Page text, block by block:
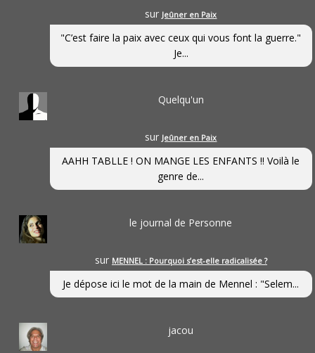
sur Jeûner en Paix
"C’est faire la paix avec ceux qui vous font la guerre."
Je...
Quelqu'un
sur Jeûner en Paix
AAHH TABLLE ! ON MANGE LES ENFANTS !! Voilà le
genre de...
le journal de Personne
sur MENNEL : Pourquoi s’est-elle radicalisée ?
Je dépose ici le mot de la main de Mennel : "Selem...
jacou